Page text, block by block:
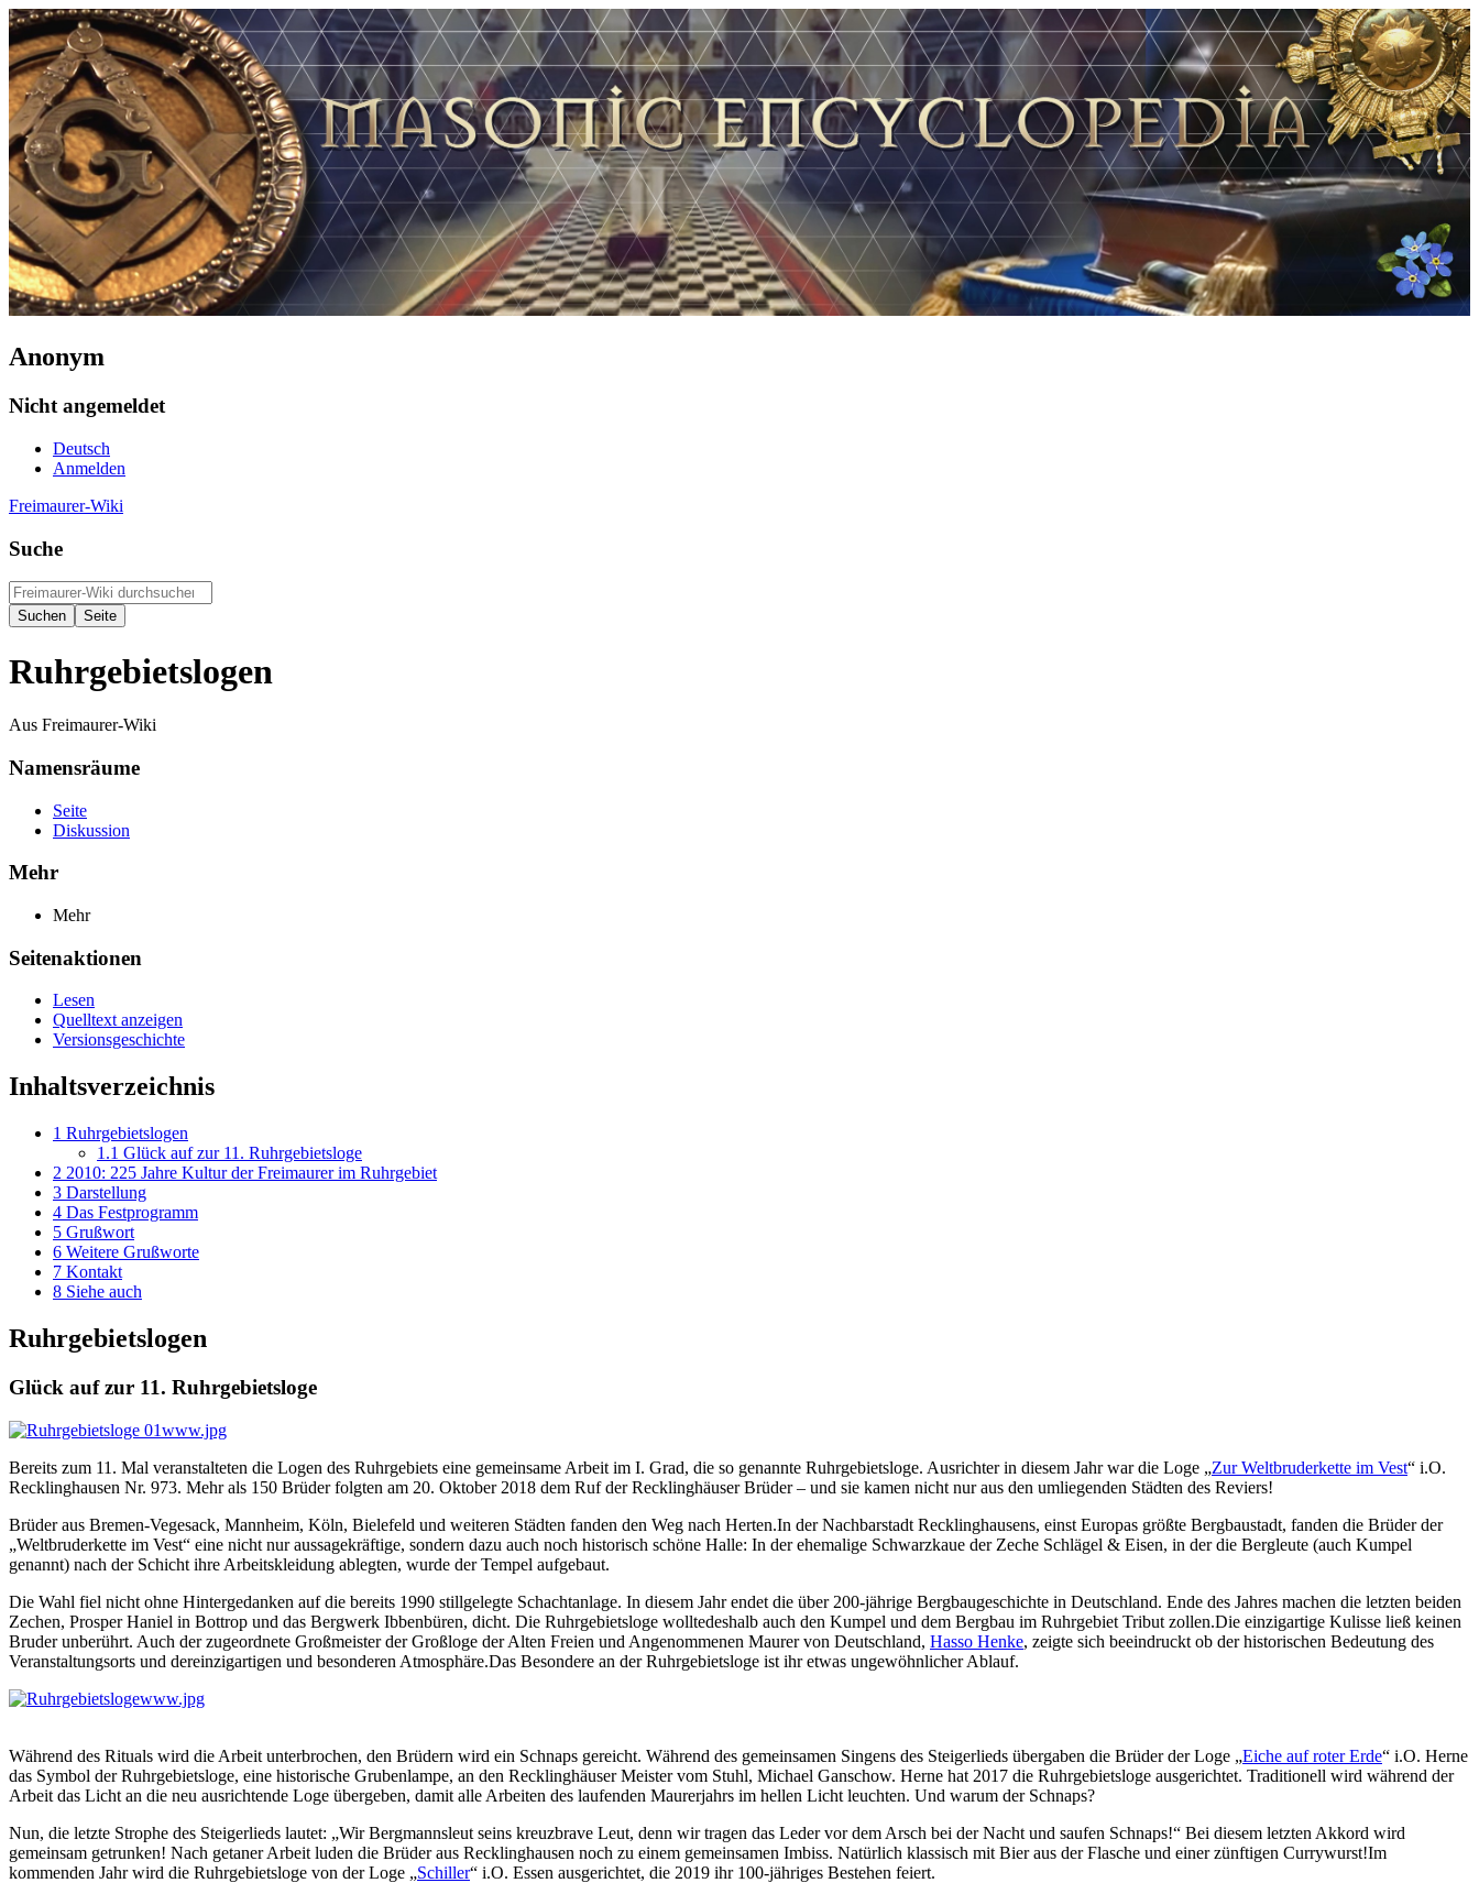
Anonym
Nicht angemeldet
Deutsch
Anmelden
Freimaurer-Wiki
Suche
Ruhrgebietslogen
Aus Freimaurer-Wiki
Namensräume
Seite
Diskussion
Mehr
Mehr
Seitenaktionen
Lesen
Quelltext anzeigen
Versionsgeschichte
Inhaltsverzeichnis
1 Ruhrgebietslogen
1.1 Glück auf zur 11. Ruhrgebietsloge
2 2010: 225 Jahre Kultur der Freimaurer im Ruhrgebiet
3 Darstellung
4 Das Festprogramm
5 Grußwort
6 Weitere Grußworte
7 Kontakt
8 Siehe auch
Ruhrgebietslogen
Glück auf zur 11. Ruhrgebietsloge
Bereits zum 11. Mal veranstalteten die Logen des Ruhrgebiets eine gemeinsame Arbeit im I. Grad, die so genannte Ruhrgebietsloge. Ausrichter in diesem Jahr war die Loge „Zur Weltbruderkette im Vest“ i.O.
Recklinghausen Nr. 973. Mehr als 150 Brüder folgten am 20. Oktober 2018 dem Ruf der Recklinghäuser Brüder – und sie kamen nicht nur aus den umliegenden Städten des Reviers!
Brüder aus Bremen-Vegesack, Mannheim, Köln, Bielefeld und weiteren Städten fanden den Weg nach Herten.In der Nachbarstadt Recklinghausens, einst Europas größte Bergbaustadt, fanden die Brüder der
„Weltbruderkette im Vest“ eine nicht nur aussagekräftige, sondern dazu auch noch historisch schöne Halle: In der ehemalige Schwarzkaue der Zeche Schlägel & Eisen, in der die Bergleute (auch Kumpel
genannt) nach der Schicht ihre Arbeitskleidung ablegten, wurde der Tempel aufgebaut.
Die Wahl fiel nicht ohne Hintergedanken auf die bereits 1990 stillgelegte Schachtanlage. In diesem Jahr endet die über 200-jährige Bergbaugeschichte in Deutschland. Ende des Jahres machen die letzten beiden
Zechen, Prosper Haniel in Bottrop und das Bergwerk Ibbenbüren, dicht. Die Ruhrgebietsloge wolltedeshalb auch den Kumpel und dem Bergbau im Ruhrgebiet Tribut zollen.Die einzigartige Kulisse ließ keinen
Bruder unberührt. Auch der zugeordnete Großmeister der Großloge der Alten Freien und Angenommenen Maurer von Deutschland, Hasso Henke, zeigte sich beeindruckt ob der historischen Bedeutung des
Veranstaltungsorts und dereinzigartigen und besonderen Atmosphäre.Das Besondere an der Ruhrgebietsloge ist ihr etwas ungewöhnlicher Ablauf.
Während des Rituals wird die Arbeit unterbrochen, den Brüdern wird ein Schnaps gereicht. Während des gemeinsamen Singens des Steigerlieds übergaben die Brüder der Loge „Eiche auf roter Erde“ i.O. Herne
das Symbol der Ruhrgebietsloge, eine historische Grubenlampe, an den Recklinghäuser Meister vom Stuhl, Michael Ganschow. Herne hat 2017 die Ruhrgebietsloge ausgerichtet. Traditionell wird während der
Arbeit das Licht an die neu ausrichtende Loge übergeben, damit alle Arbeiten des laufenden Maurerjahrs im hellen Licht leuchten. Und warum der Schnaps?
Nun, die letzte Strophe des Steigerlieds lautet: „Wir Bergmannsleut seins kreuzbrave Leut, denn wir tragen das Leder vor dem Arsch bei der Nacht und saufen Schnaps!“ Bei diesem letzten Akkord wird
gemeinsam getrunken! Nach getaner Arbeit luden die Brüder aus Recklinghausen noch zu einem gemeinsamen Imbiss. Natürlich klassisch mit Bier aus der Flasche und einer zünftigen Currywurst!Im
kommenden Jahr wird die Ruhrgebietsloge von der Loge „Schiller“ i.O. Essen ausgerichtet, die 2019 ihr 100-jähriges Bestehen feiert.